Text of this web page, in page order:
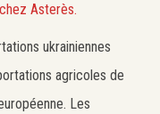
Asterès.
ukrainiennes
agricoles de
Les